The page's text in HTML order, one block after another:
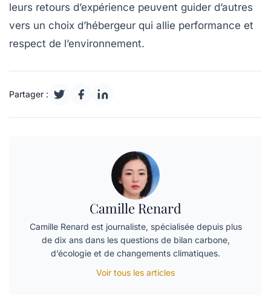
leurs retours d’expérience peuvent guider d’autres
vers un choix d’hébergeur qui allie performance et
respect de l’environnement.
Partager :
Camille Renard
Camille Renard est journaliste, spécialisée depuis plus
de dix ans dans les questions de bilan carbone,
d’écologie et de changements climatiques.
Voir tous les articles